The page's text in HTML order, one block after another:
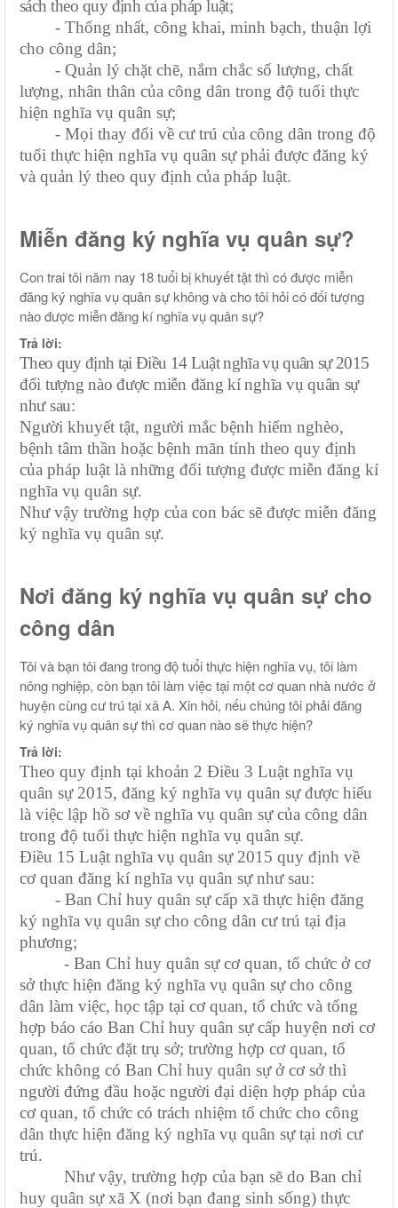
sách theo quy định của pháp luật;
- Thống nhất, công khai, minh bạch, thuận lợi
cho công dân;
- Quản lý chặt chẽ, nắm chắc số lượng, chất
lượng, nhân thân của công dân trong độ tuổi thực
hiện nghĩa vụ quân sự;
- Mọi thay đổi về cư trú của công dân trong độ
tuổi thực hiện nghĩa vụ quân sự phải được đăng ký
và quản lý theo quy định của pháp luật.
Miễn đăng ký nghĩa vụ quân sự?
Con trai tôi năm nay 18 tuổi bị khuyết tật thì có được miễn
đăng ký nghĩa vụ quân sự không và cho tôi hỏi có đối tượng
nào được miễn đăng kí nghĩa vụ quân sự?
Trả lời:
Theo quy định tại Điều 14 Luật nghĩa vụ quân sự 2015
đối tượng nào được miễn đăng kí nghĩa vụ quân sự
như sau:
Người khuyết tật, người mắc bệnh hiểm nghèo,
bệnh tâm thần hoặc bệnh mãn tính theo quy định
của pháp luật là những đối tượng được miễn đăng kí
nghĩa vụ quân sự.
Như vậy trường hợp của con bác sẽ được miễn đăng
ký nghĩa vụ quân sự.
Nơi đăng ký nghĩa vụ quân sự cho
công dân
Tôi và bạn tôi đang trong độ tuổi thực hiện nghĩa vụ, tôi làm
nông nghiệp, còn bạn tôi làm việc tại một cơ quan nhà nước ở
huyện cùng cư trú tại xã A. Xin hỏi, nếu chúng tôi phải đăng
ký nghĩa vụ quân sự thì cơ quan nào sẽ thực hiện?
Trả lời:
Theo quy định tại khoản 2 Điều 3 Luật nghĩa vụ
quân sự 2015, đăng ký nghĩa vụ quân sựđược hiểu
là việc lập hồ sơ về nghĩa vụ quân sự của công dân
trong độ tuổi thực hiện nghĩa vụ quân sự.
Điều 15 Luật nghĩa vụ quân sự 2015 quy định về
cơ quan đăng kí nghĩa vụ quân sự như sau:
- Ban Chỉ huy quân sự cấp xã thực hiện đăng
ký nghĩa vụ quân sự cho công dân cư trú tại địa
phương;
- Ban Chỉ huy quân sự cơ quan, tổ chức ở cơ
sở thực hiện đăng ký nghĩa vụ quân sự cho công
dân làm việc, học tập tại cơ quan, tổ chức và tổng
hợp báo cáo Ban Chỉ huy quân sự cấp huyện nơi cơ
quan, tổ chức đặt trụ sở; trường hợp cơ quan, tổ
chức không có Ban Chỉ huy quân sự ở cơ sở thì
người đứng đầu hoặc người đại diện hợp pháp của
cơ quan, tổ chức có trách nhiệm tổ chức cho công
dân thực hiện đăng ký nghĩa vụ quân sự tại nơi cư
trú.
Như vậy, trường hợp của bạn sẽ do Ban chỉ
huy quân sự xã X (nơi bạn đang sinh sống) thực